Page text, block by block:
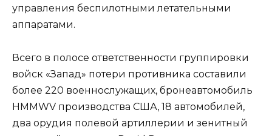
управления беспилотными летательными
аппаратами.
Всего в полосе ответственности группировки
войск «Запад» потери противника составили
более 220 военнослужащих, бронеавтомобиль
HMMWV производства США, 18 автомобилей,
два орудия полевой артиллерии и зенитный